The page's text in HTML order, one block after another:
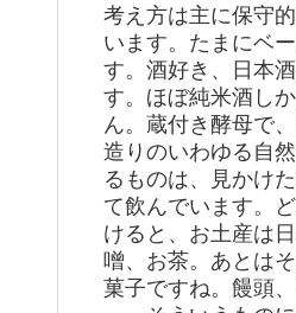
考え方は主に保守
います。たまにベ
す。酒好き、日本
す。ほぼ純米酒し
ん。蔵付き酵母で
造りのいわゆる自
るものは、見かけ
て飲んでいます。
けると、お土産は
噌、お茶。あとは
菓子ですね。饅頭